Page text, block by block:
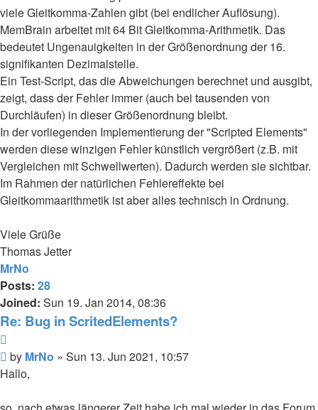
viele Gleitkomma-Zahlen gibt (bei endlicher Auflösung).
MemBrain arbeitet mit 64 Bit Gleitkomma-Arithmetik. Das
bedeutet Ungenauigkeiten in der Größenordnung der 16.
signifikanten Dezimalstelle.
Ein Test-Script, das die Abweichungen berechnet und ausgibt,
zeigt, dass der Fehler immer (auch bei tausenden von
Durchläufen) in dieser Größenordnung bleibt.
In der vorliegenden Implementierung der "Scripted Elements"
werden diese winzigen Fehler künstlich vergrößert (z.B. mit
Vergleichen mit Schwellwerten). Dadurch werden sie sichtbar.
Im Rahmen der natürlichen Fehlereffekte bei
Gleitkommaarithmetik ist aber alles technisch in Ordnung.
Viele Grüße
Thomas Jetter
MrNo
Posts: 28
Joined: Sun 19. Jan 2014, 08:36
Re: Bug in ScritedElements?
Post
by MrNo » Sun 13. Jun 2021, 10:57
Hallo,